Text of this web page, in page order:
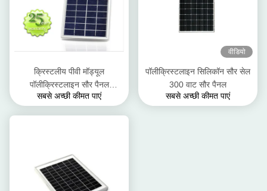
क्रिस्टलीय पीवी मॉड्यूल
पॉलीक्रिस्टलाइन सौर पैनल
एनोडाइज्ड एल्यूमिनियम मिश्र धातु
सबसे अच्छी कीमत पाएं
वीडियो
पॉलीक्रिस्टलाइन सिलिकॉन सौर सेल
300 वाट सौर पैनल
सबसे अच्छी कीमत पाएं